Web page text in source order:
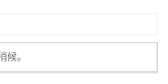
候。